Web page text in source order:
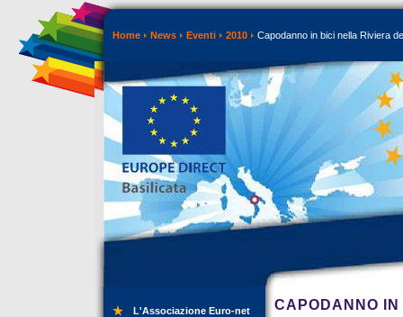
Home News Eventi 2010 Capodanno in bici nella Riviera
L'Associazione Euro-net CAPODANNO